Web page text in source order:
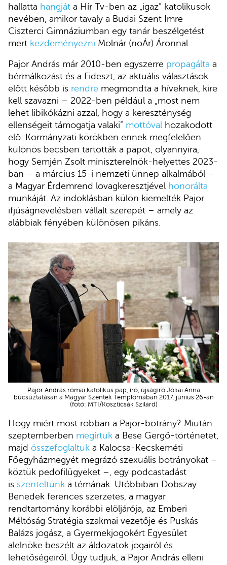
hallatta hangját a Hír Tv-ben az „igaz” katolikusok
nevében, amikor tavaly a Budai Szent Imre
Ciszterci Gimnáziumban egy tanár beszélgetést
mert kezdeményezni Molnár (noÁr) Áronnal.
Pajor András már 2010-ben egyszerre propagálta a
bérmálkozást és a Fideszt, az aktuális választások
előtt később is rendre megmondta a híveknek, kire
kell szavazni – 2022-ben például a „most nem
lehet libikókázni azzal, hogy a kereszténység
ellenségeit támogatja valaki” mottóval hozakodott
elő. Kormányzati körökben ennek megfelelően
különös becsben tartották a papot, olyannyira,
hogy Semjén Zsolt miniszterelnök-helyettes 2023-
ban – a március 15-i nemzeti ünnep alkalmából –
a Magyar Érdemrend lovagkeresztjével honorálta
munkáját. Az indoklásban külön kiemelték Pajor
ifjúságnevelésben vállalt szerepét – amely az
alábbiak fényében különösen pikáns.
Pajor András római katolikus pap, író, újságíró Jókai Anna
búcsúztatásán a Magyar Szentek Templomában 2017. június 26-án
(fotó: MTI/Koszticsák Szilárd)
Hogy miért most robban a Pajor-botrány? Miután
szeptemberben megírtuk a Bese Gergő-történetet,
majd összefoglaltuk a Kalocsa-Kecskeméti
Főegyházmegyét megrázó szexuális botrányokat –
köztük pedofilügyeket –, egy podcastadást
is szenteltünk a témának. Utóbbiban Dobszay
Benedek ferences szerzetes, a magyar
rendtartomány korábbi elöljárója, az Emberi
Méltóság Stratégia szakmai vezetője és Puskás
Balázs jogász, a Gyermekjogokért Egyesület
alelnöke beszélt az áldozatok jogairól és
lehetőségeiről. Úgy tudjuk, a Pajor András elleni